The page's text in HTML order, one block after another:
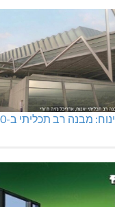
ינוח: מבנה רב תכליתי ב-120 מלש"ח